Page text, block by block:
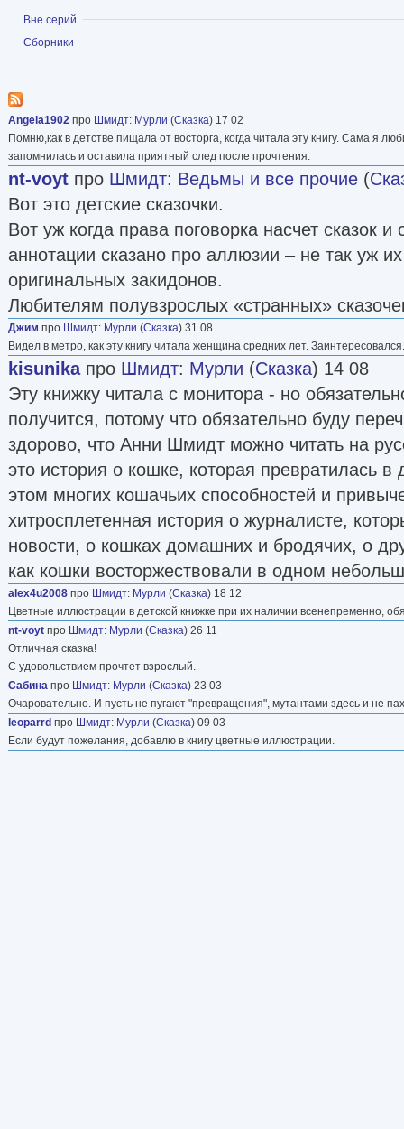
Показать
Вне серий
Показать
Сборники
Angela1902 про Шмидт: Мурли (Сказка) 17 02
Помню,как в детстве пищала от восторга, когда читала эту книгу. Сама я
запомнилась и оставила приятный след после прочтения.
nt-voyt про Шмидт: Ведьмы и все прочие (
Вот это детские сказочки.
Вот уж когда права поговорка насчет сказок и
аннотации сказано про аллюзии – не так уж
оригинальных закидонов.
Любителям полувзрослых «странных»
Джим про Шмидт: Мурли (Сказка) 31 08
Видел в метро, как эту книгу читала женщина средних лет. Заинтересовался.
kisunikaпро Шмидт: Мурли (Сказка) 14 08
Эту книжку читала с монитора - но
получится, потому что обязательно буду
здорово, что Анни Шмидт можно читать на
это история о кошке, которая превратилась в
этом многих кошачьих способностей и
хитросплетенная история о журналисте,
новости, о кошках домашних и бродячих, о
как кошки восторжествовали в одном
alex4u2008 про Шмидт: Мурли (Сказка) 18 12
Цветные иллюстрации в детской книжке при их наличии всенепременно,
nt-voyt про Шмидт: Мурли (Сказка) 26 11
Отличная сказка!
С удовольствием прочтет взрослый.
Сабина про Шмидт: Мурли (Сказка) 23 03
Очаровательно. И пусть не пугают "превращения", мутантами здесь и не
leoparrd про Шмидт: Мурли (Сказка) 09 03
Если будут пожелания, добавлю в книгу цветные иллюстрации.